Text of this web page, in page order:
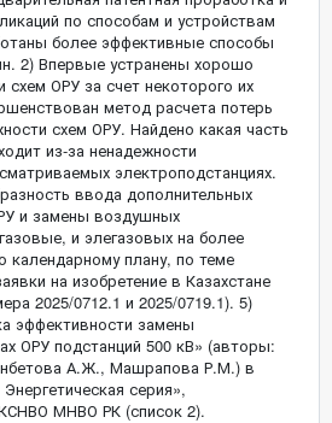
по способам и устройствам
более эффективные способы
2) Впервые устранены хорошо
схем ОРУ за счет некоторого их
метод расчета потерь
схем ОРУ. Найдено какая часть
из-за ненадежности
электроподстанциях.
ввода дополнительных
и замены воздушных
и элегазовых на более
календарному плану, по теме
на изобретение в Казахстане
2025/0712.1 и 2025/0719.1). 5)
эффективности замены
ОРУ подстанций 500 кВ» (авторы:
А.Ж., Машрапова Р.М.) в
серия»,
МНВО РК (список 2).